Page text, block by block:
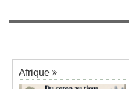
Afrique